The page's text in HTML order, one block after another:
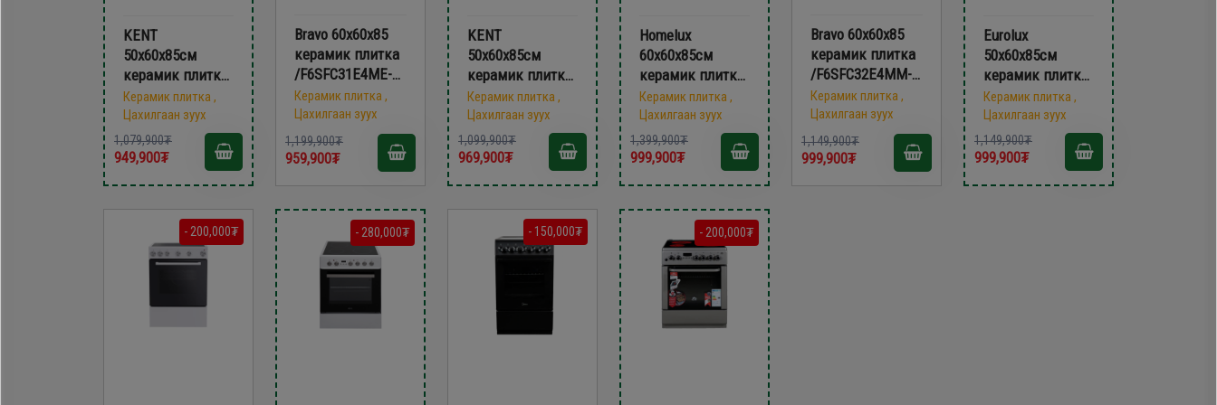
KENT
50х60x85см
керамик плитка
VG5055XXVW
Керамик плитка ,
Цахилгаан зуух
1,079,900₮
949,900₮
Bravo 60х60х85
керамик плитка
/F6SFC31E4ME-
CS/
Керамик плитка ,
Цахилгаан зуух
1,199,900₮
959,900₮
KENT
50х60x85см
керамик плитка
VG5055XXVG
Керамик плитка ,
Цахилгаан зуух
1,099,900₮
969,900₮
Homelux
60х60х85см
керамик плитка
FS6060SHL
Керамик плитка ,
Цахилгаан зуух
1,399,900₮
999,900₮
Bravo 60х60х85
керамик плитка
/F6SFC32E4MM-
CC/
Керамик плитка ,
Цахилгаан зуух
1,149,900₮
999,900₮
Eurolux
50х60x85см
керамик плитка
F5043NECB
Керамик плитка ,
Цахилгаан зуух
1,149,900₮
999,900₮
- 200,000₮ - 280,000₮ - 150,000₮ - 200,000₮